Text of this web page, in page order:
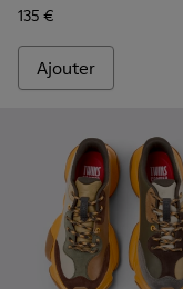
135 €
Ajouter